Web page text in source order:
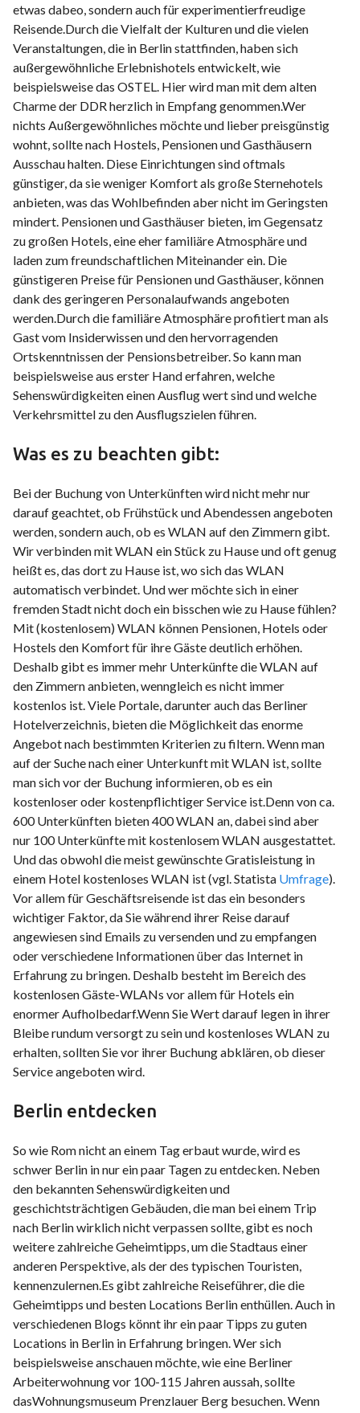
etwas dabeo, sondern auch für experimentierfreudige
Reisende.Durch die Vielfalt der Kulturen und die vielen
Veranstaltungen, die in Berlin stattfinden, haben sich
außergewöhnliche Erlebnishotels entwickelt, wie
beispielsweise das OSTEL. Hier wird man mit dem alten
Charme der DDR herzlich in Empfang genommen.Wer
nichts Außergewöhnliches möchte und lieber preisgünstig
wohnt, sollte nach Hostels, Pensionen und Gasthäusern
Ausschau halten. Diese Einrichtungen sind oftmals
günstiger, da sie weniger Komfort als große Sternehotels
anbieten, was das Wohlbefinden aber nicht im Geringsten
mindert. Pensionen und Gasthäuser bieten, im Gegensatz
zu großen Hotels, eine eher familiäre Atmosphäre und
laden zum freundschaftlichen Miteinander ein. Die
günstigeren Preise für Pensionen und Gasthäuser, können
dank des geringeren Personalaufwands angeboten
werden.Durch die familiäre Atmosphäre profitiert man als
Gast vom Insiderwissen und den hervorragenden
Ortskenntnissen der Pensionsbetreiber. So kann man
beispielsweise aus erster Hand erfahren, welche
Sehenswürdigkeiten einen Ausflug wert sind und welche
Verkehrsmittel zu den Ausflugszielen führen.
Was es zu beachten gibt:
Bei der Buchung von Unterkünften wird nicht mehr nur
darauf geachtet, ob Frühstück und Abendessen angeboten
werden, sondern auch, ob es WLAN auf den Zimmern gibt.
Wir verbinden mit WLAN ein Stück zu Hause und oft genug
heißt es, das dort zu Hause ist, wo sich das WLAN
automatisch verbindet. Und wer möchte sich in einer
fremden Stadt nicht doch ein bisschen wie zu Hause fühlen?
Mit (kostenlosem) WLAN können Pensionen, Hotels oder
Hostels den Komfort für ihre Gäste deutlich erhöhen.
Deshalb gibt es immer mehr Unterkünfte die WLAN auf
den Zimmern anbieten, wenngleich es nicht immer
kostenlos ist. Viele Portale, darunter auch das Berliner
Hotelverzeichnis, bieten die Möglichkeit das enorme
Angebot nach bestimmten Kriterien zu filtern. Wenn man
auf der Suche nach einer Unterkunft mit WLAN ist, sollte
man sich vor der Buchung informieren, ob es ein
kostenloser oder kostenpflichtiger Service ist.Denn von ca.
600 Unterkünften bieten 400 WLAN an, dabei sind aber
nur 100 Unterkünfte mit kostenlosem WLAN ausgestattet.
Und das obwohl die meist gewünschte Gratisleistung in
einem Hotel kostenloses WLAN ist (vgl. Statista Umfrage).
Vor allem für Geschäftsreisende ist das ein besonders
wichtiger Faktor, da Sie während ihrer Reise darauf
angewiesen sind Emails zu versenden und zu empfangen
oder verschiedene Informationen über das Internet in
Erfahrung zu bringen. Deshalb besteht im Bereich des
kostenlosen Gäste-WLANs vor allem für Hotels ein
enormer Aufholbedarf.Wenn Sie Wert darauf legen in ihrer
Bleibe rundum versorgt zu sein und kostenloses WLAN zu
erhalten, sollten Sie vor ihrer Buchung abklären, ob dieser
Service angeboten wird.
Berlin entdecken
So wie Rom nicht an einem Tag erbaut wurde, wird es
schwer Berlin in nur ein paar Tagen zu entdecken. Neben
den bekannten Sehenswürdigkeiten und
geschichtsträchtigen Gebäuden, die man bei einem Trip
nach Berlin wirklich nicht verpassen sollte, gibt es noch
weitere zahlreiche Geheimtipps, um die Stadtaus einer
anderen Perspektive, als der des typischen Touristen,
kennenzulernen.Es gibt zahlreiche Reiseführer, die die
Geheimtipps und besten Locations Berlin enthüllen. Auch in
verschiedenen Blogs könnt ihr ein paar Tipps zu guten
Locations in Berlin in Erfahrung bringen. Wer sich
beispielsweise anschauen möchte, wie eine Berliner
Arbeiterwohnung vor 100-115 Jahren aussah, sollte
dasWohnungsmuseum Prenzlauer Berg besuchen. Wenn